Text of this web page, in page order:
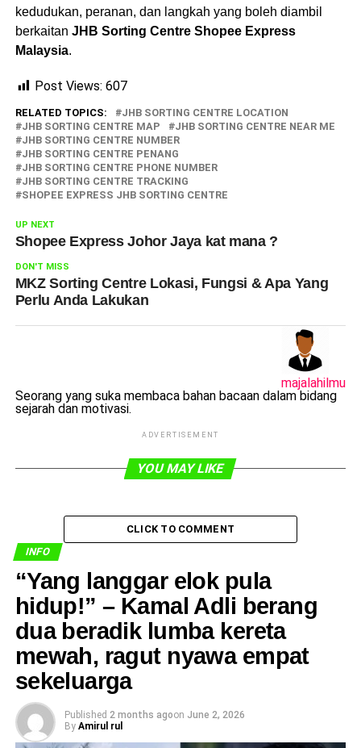
kedudukan, peranan, dan langkah yang boleh diambil
berkaitan JHB Sorting Centre Shopee Express
Malaysia.
Post Views: 607
RELATED TOPICS:
JHB SORTING CENTRE LOCATION
JHB SORTING CENTRE MAP
JHB SORTING CENTRE NEAR ME
JHB SORTING CENTRE NUMBER
JHB SORTING CENTRE PENANG
JHB SORTING CENTRE PHONE NUMBER
JHB SORTING CENTRE TRACKING
SHOPEE EXPRESS JHB SORTING CENTRE
UP NEXT
Shopee Express Johor Jaya kat mana ?
DON'T MISS
MKZ Sorting Centre Lokasi, Fungsi & Apa Yang
Perlu Anda Lakukan
majalahilmu
Seorang yang suka membaca bahan bacaan dalam bidang
sejarah dan motivasi.
ADVERTISEMENT
YOU MAY LIKE
CLICK TO COMMENT
INFO
​“Yang langgar elok pula
hidup!” – Kamal Adli berang
dua beradik lumba kereta
mewah, ragut nyawa empat
sekeluarga
Published 2 months agoon June 2, 2026
By Amirul rul